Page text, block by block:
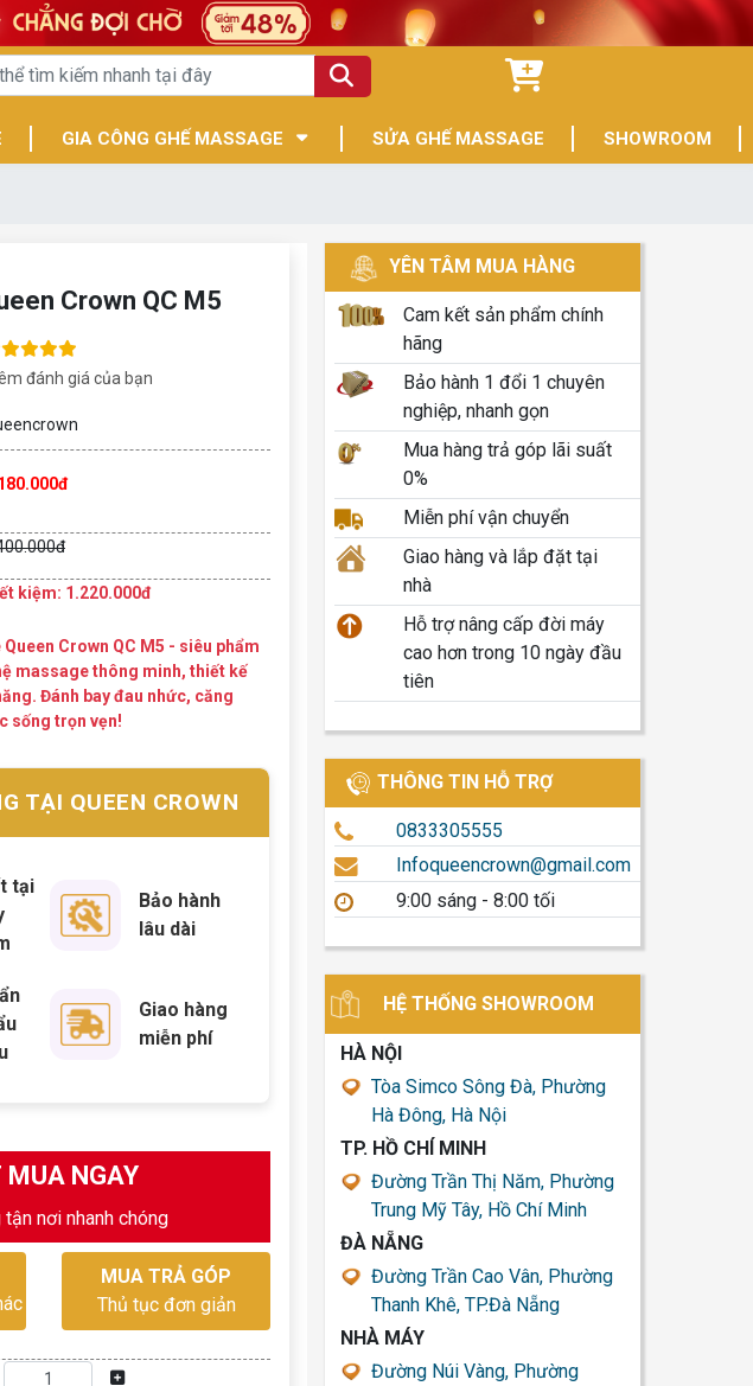
GIA CÔNG GHẾ MASSAGE SỬA GHẾ MASSAGE SHOWROOM
Crown QC M5
đánh giá của bạn
kiệm: 1.220.000đ
Crown QC M5 - siêu phẩm
massage thông minh, thiết kế
Đánh bay đau nhức, căng
sống trọn vẹn!
TẠI QUEEN CROWN
tại
Bảo hành
lâu dài
Giao hàng
miễn phí
NGAY
tận nơi nhanh chóng
MUA TRẢ GÓP
Thủ tục đơn giản
YÊN TÂM MUA HÀNG
Cam kết sản phẩm chính
hãng
Bảo hành 1 đổi 1 chuyên
nghiệp, nhanh gọn
Mua hàng trả góp lãi suất
0%
Miễn phí vận chuyển
Giao hàng và lắp đặt tại
nhà
Hỗ trợ nâng cấp đời máy
cao hơn trong 10 ngày đầu
tiên
THÔNG TIN HỖ TRỢ
0833305555
Infoqueencrown@gmail.com
9:00 sáng - 8:00 tối
HỆ THỐNG SHOWROOM
HÀ NỘI
Tòa Simco Sông Đà, Phường
Hà Đông, Hà Nội
TP. HỒ CHÍ MINH
Đường Trần Thị Năm, Phường
Trung Mỹ Tây, Hồ Chí Minh
ĐÀ NẴNG
Đường Trần Cao Vân, Phường
Thanh Khê, TP.Đà Nẵng
NHÀ MÁY
Đường Núi Vàng, Phường